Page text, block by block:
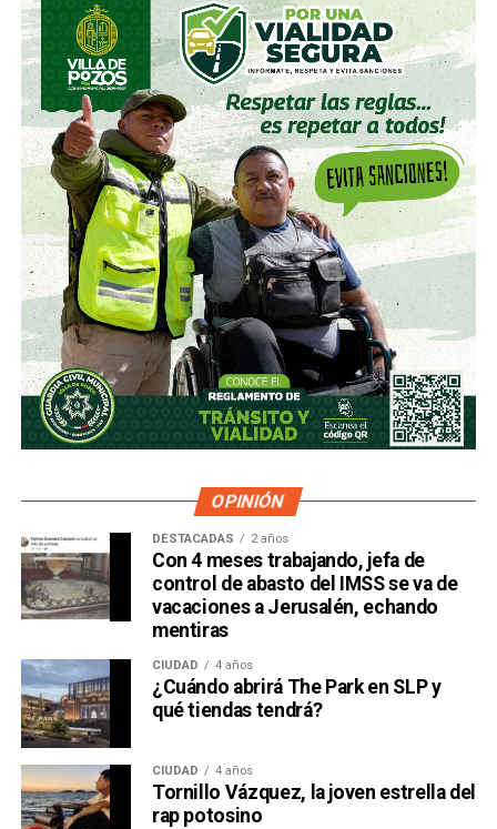
OPINIÓN
DESTACADAS 2 años
Con 4 meses trabajando, jefa de
control de abasto del IMSS se va de
vacaciones a Jerusalén, echando
mentiras
CIUDAD 4 años
¿Cuándo abrirá The Park en SLP y
qué tiendas tendrá?
CIUDAD 4 años
Tornillo Vázquez, la joven estrella del
rap potosino